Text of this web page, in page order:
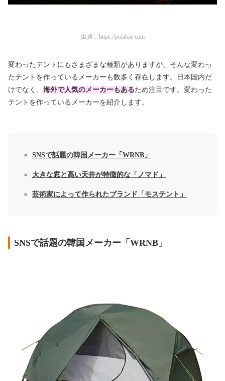
出典： https://pixabay.com
変わったテントにもさまざまな種類がありますが、そんな変わっ
たテントを作っているメーカーも数多く存在します。日本国内だ
けでなく、 海外で人気のメーカーもあるため注目です。変わった
テントを作っているメーカーを紹介します。
SNSで話題の韓国メーカー「WRNB」
大きな窓と高い天井が特徴的な「ノマド」
芸術家によって作られたブランド「モステント」
SNSで話題の韓国メーカー「WRNB」